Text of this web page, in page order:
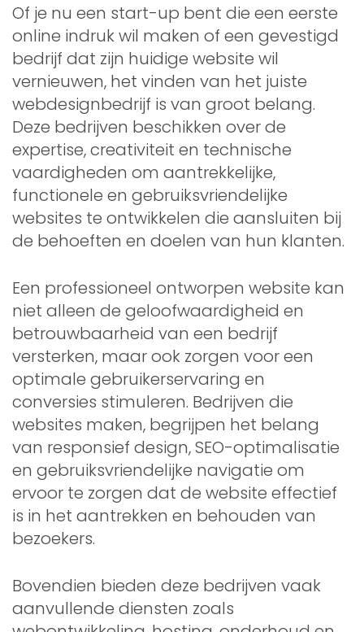
Of je nu een start-up bent die een eerste
online indruk wil maken of een gevestigd
bedrijf dat zijn huidige website wil
vernieuwen, het vinden van het juiste
webdesignbedrijf is van groot belang.
Deze bedrijven beschikken over de
expertise, creativiteit en technische
vaardigheden om aantrekkelijke,
functionele en gebruiksvriendelijke
websites te ontwikkelen die aansluiten bij
de behoeften en doelen van hun klanten.
Een professioneel ontworpen website kan
niet alleen de geloofwaardigheid en
betrouwbaarheid van een bedrijf
versterken, maar ook zorgen voor een
optimale gebruikerservaring en
conversies stimuleren. Bedrijven die
websites maken, begrijpen het belang
van responsief design, SEO-optimalisatie
en gebruiksvriendelijke navigatie om
ervoor te zorgen dat de website effectief
is in het aantrekken en behouden van
bezoekers.
Bovendien bieden deze bedrijven vaak
aanvullende diensten zoals